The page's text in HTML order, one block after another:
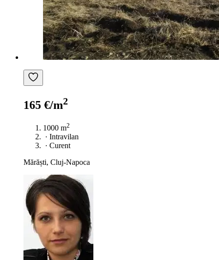
165 €/m2
1000 m2
· Intravilan
· Curent
Mărăști, Cluj-Napoca